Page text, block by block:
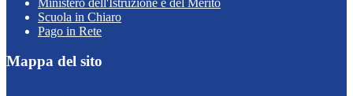
Scuola in Chiaro
Pago in Rete
Mappa del sito